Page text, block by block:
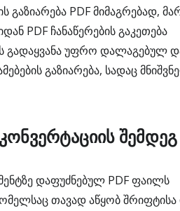
გაზიარება PDF მიმაგრებად,
PDF ჩანაწერების გაკეთება
გადაყვანა უფრო დალაგებულ
გაზიარება, სადაც
შემდეგ
დაფუძნებულ PDF ფაილს
თავად აწყობ